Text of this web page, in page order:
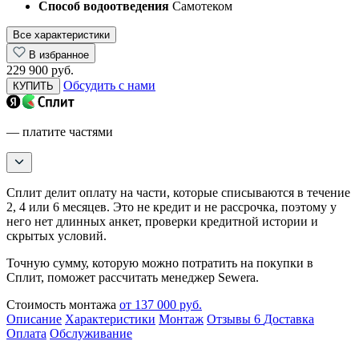
Способ водоотведения Самотеком
Все характеристики
В избранное
229 900 руб.
КУПИТЬ Обсудить с нами
— платите частями
Сплит делит оплату на части, которые списываются в течение
2, 4 или 6 месяцев. Это не кредит и не рассрочка, поэтому у
него нет длинных анкет, проверки кредитной истории и
скрытых условий.
Точную сумму, которую можно потратить на покупки в
Сплит, поможет рассчитать менеджер Sewera.
Стоимость монтажа от 137 000 руб.
Описание Характеристики Монтаж Отзывы 6 Доставка
Оплата Обслуживание